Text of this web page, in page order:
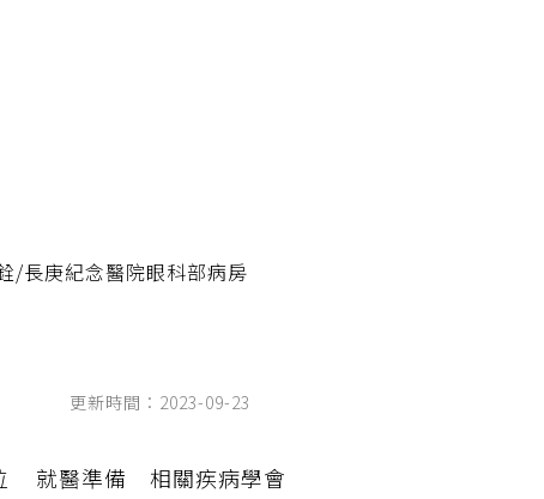
/長庚紀念醫院眼科部病房
更新時間：2023-09-23
就醫準備 相關疾病學會